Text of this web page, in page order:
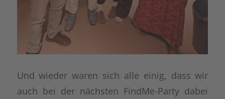
Und wieder waren sich alle einig, dass wir
auch bei der nächsten FindMe-Party dabei